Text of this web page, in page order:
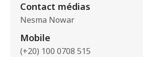
Contact médias
Nesma Nowar
Mobile
(+20) 100 0708 515